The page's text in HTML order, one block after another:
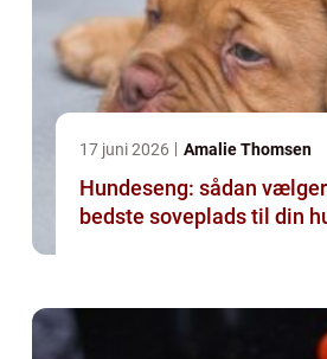
17 juni 2026 Amalie Thomsen
Hundeseng: sådan
bedste soveplads til din